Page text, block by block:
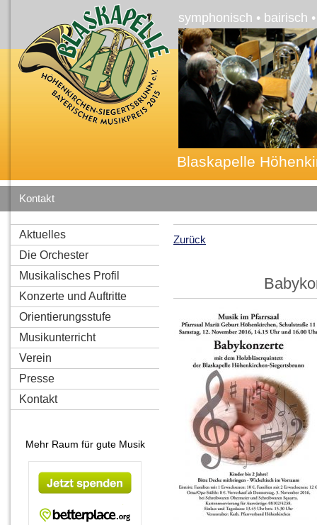
symphonisch • bairisch
Blaskapelle
Kontakt
Aktuelles
Die Orchester
Musikalisches Profil
Konzerte und Auftritte
Orientierungsstufe
Musikunterricht
Verein
Presse
Kontakt
Mehr Raum für gute Musik
Zurück